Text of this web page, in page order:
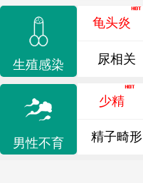
生殖感染
龟头炎
尿相关
男性不育
少精
精子畸形